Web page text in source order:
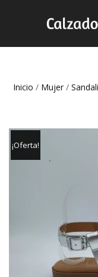
Inicio / Mujer/
¡Oferta!